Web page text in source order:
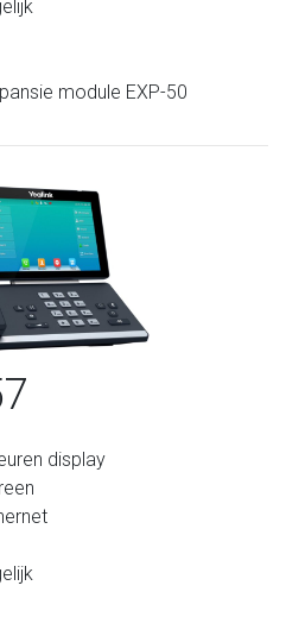
module EXP-50
display